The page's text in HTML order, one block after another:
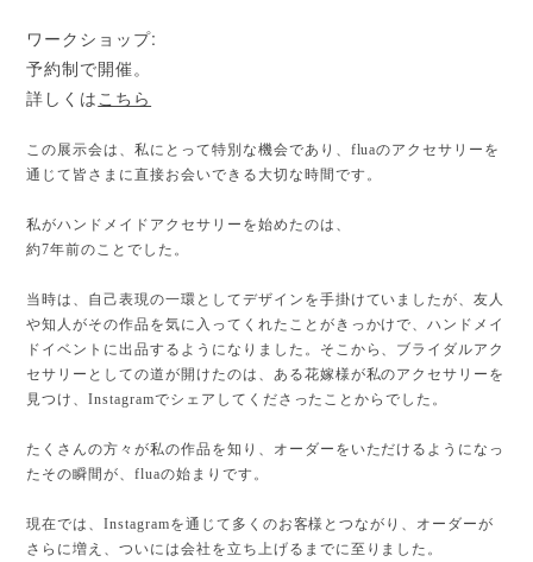
ワークショップ:
予約制で開催。
詳しくは こちら
この展示会は、私にとって特別な機会であり、fluaのアクセサリーを
通じて皆さまに直接お会いできる大切な時間です。
私がハンドメイドアクセサリーを始めたのは、
約7年前のことでした。
当時は、自己表現の一環としてデザインを手掛けていましたが、友人
や知人がその作品を気に入ってくれたことがきっかけで、ハンドメイ
ドイベントに出品するようになりました。そこから、ブライダルアク
セサリーとしての道が開けたのは、ある花嫁様が私のアクセサリーを
見つけ、Instagramでシェアしてくださったことからでした。
たくさんの方々が私の作品を知り、オーダーをいただけるようになっ
たその瞬間が、fluaの始まりです。
現在では、Instagramを通じて多くのお客様とつながり、オーダーが
さらに増え、ついには会社を立ち上げるまでに至りました。